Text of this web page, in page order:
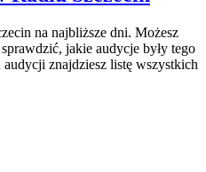
na najbliższe dni. Możesz
jakie audycje były tego
audycji znajdziesz listę wszystkich